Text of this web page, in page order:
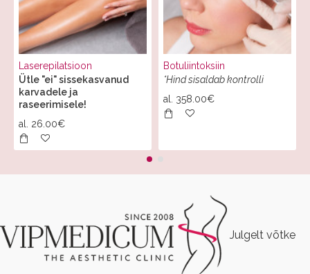
Laserepilatsioon
Ütle "ei" sissekasvanud
karvadele ja
raseerimisele!
al. 26.00€
Botuliintoksiin
*Hind sisaldab kontrolli
al. 358.00€
Julgelt võtke